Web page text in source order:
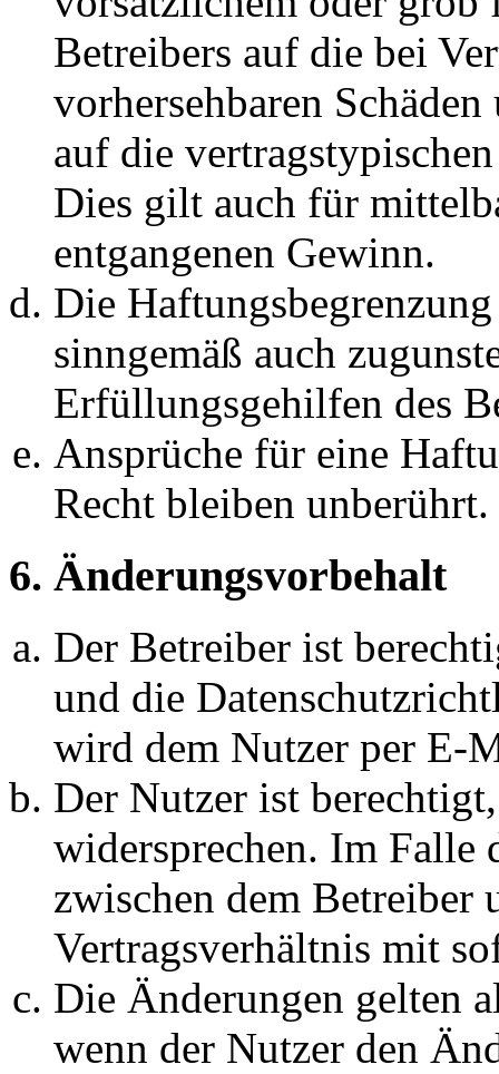
Betreibers auf die bei
vorhersehbaren
auf die
Dies gilt auch für
entgangenen Gewinn.
Die
sinngemäß auch
Erfüllungsgehilfen des
Ansprüche für eine
Recht bleiben unberührt.
6. Änderungsvorbehalt
Der Betreiber ist
und die
wird dem Nutzer per E-
Der Nutzer ist
widersprechen. Im Falle
zwischen dem Betreiber
Vertragsverhältnis mit
Die Änderungen gelten
wenn der Nutzer den